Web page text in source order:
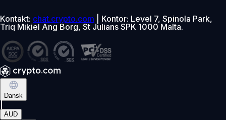
Kontakt: chat.crypto.com | Kontor: Level 7, Spinola Park,
Triq Mikiel Ang Borg, St Julians SPK 1000 Malta.
Dansk
AUD